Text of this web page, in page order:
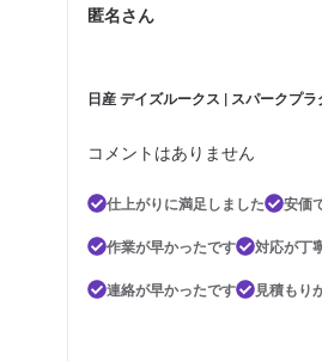
匿名さん
日産 デイズルークス | スパークプラ
コメントはありません
仕上がりに満足しました
安価
作業が早かったです
対応が丁
連絡が早かったです
見積もり